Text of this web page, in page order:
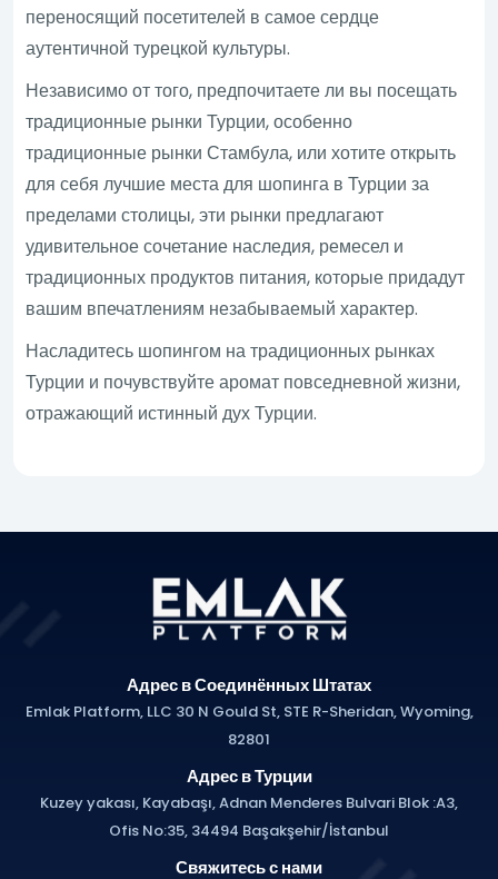
переносящий посетителей в самое сердце
аутентичной турецкой культуры.
Независимо от того, предпочитаете ли вы посещать
традиционные рынки Турции, особенно
традиционные рынки Стамбула, или хотите открыть
для себя лучшие места для шопинга в Турции за
пределами столицы, эти рынки предлагают
удивительное сочетание наследия, ремесел и
традиционных продуктов питания, которые придадут
вашим впечатлениям незабываемый характер.
Насладитесь шопингом на традиционных рынках
Турции и почувствуйте аромат повседневной жизни,
отражающий истинный дух Турции.
Адрес в Соединённых Штатах
Emlak Platform, LLC 30 N Gould St, STE R-Sheridan, Wyoming,
82801
Адрес в Турции
Kuzey yakası, Kayabaşı, Adnan Menderes Bulvari Blok :A3,
Ofis No:35, 34494 Başakşehir/İstanbul
Свяжитесь с нами